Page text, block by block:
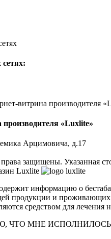
витрина производителя
«Luxlite»
Арцимовича, д.17
защищены. Указанная
Luxlite
информацию о
продукции и проживающих
средством для лечения
ЧТО МНЕ